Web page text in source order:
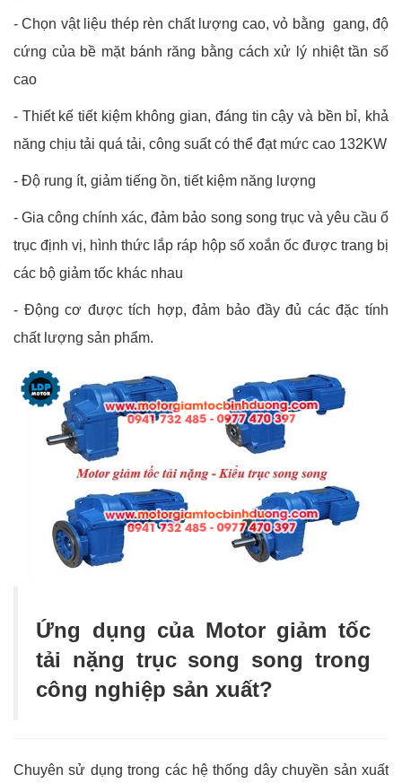
- Chọn vật liệu thép rèn chất lượng cao, vỏ bằng gang, độ
cứng của bề mặt bánh răng bằng cách xử lý nhiệt tần số
cao
- Thiết kế tiết kiệm không gian, đáng tin cậy và bền bỉ, khả
năng chịu tải quá tải, công suất có thể đạt mức cao 132KW
- Độ rung ít, giảm tiếng ồn, tiết kiệm năng lượng
- Gia công chính xác, đảm bảo song song trục và yêu cầu ổ
trục định vị, hình thức lắp ráp hộp số xoắn ốc được trang bị
các bộ giảm tốc khác nhau
- Động cơ được tích hợp, đảm bảo đầy đủ các đặc tính
chất lượng sản phẩm.
Ứng dụng của Motor giảm tốc
tải nặng trục song song trong
công nghiệp sản xuất?
Chuyên sử dụng trong các hệ thống dây chuyền sản xuất